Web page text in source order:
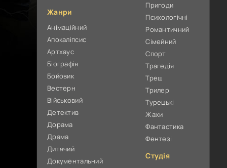
Жанри
Анімаційний
Апокаліпсис
Артхаус
Біографія
Бойовик
Вестерн
Військовий
Детектив
Дорама
Драма
Дитячий
Документальний
Пригоди
Психологічні
Романтичний
Сімейний
Спорт
Трагедія
Треш
Трилер
Турецькі
Жахи
Фантастика
Фентезі
Студія